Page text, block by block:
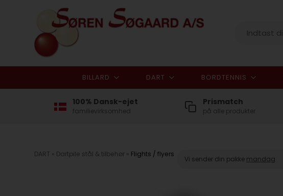
BILLARD DART BORDTENNIS
100% Dansk-ejet
familievirksomhed
Prismatch
på alle produkter
DART » Dartpile stål & tilbehør » Flights / flyers
Vi sender din pakke mandag